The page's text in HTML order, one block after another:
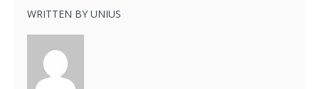
WRITTEN BY UNIUS